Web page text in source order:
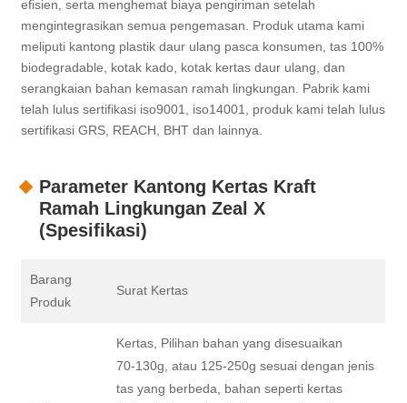
efisien, serta menghemat biaya pengiriman setelah
mengintegrasikan semua pengemasan. Produk utama kami
meliputi kantong plastik daur ulang pasca konsumen, tas 100%
biodegradable, kotak kado, kotak kertas daur ulang, dan
serangkaian bahan kemasan ramah lingkungan. Pabrik kami
telah lulus sertifikasi iso9001, iso14001, produk kami telah lulus
sertifikasi GRS, REACH, BHT dan lainnya.
Parameter Kantong Kertas Kraft
Ramah Lingkungan Zeal X
(Spesifikasi)
Barang
Produk
Surat Kertas
Kertas, Pilihan bahan yang disesuaikan
70-130g, atau 125-250g sesuai dengan jenis
tas yang berbeda, bahan seperti kertas